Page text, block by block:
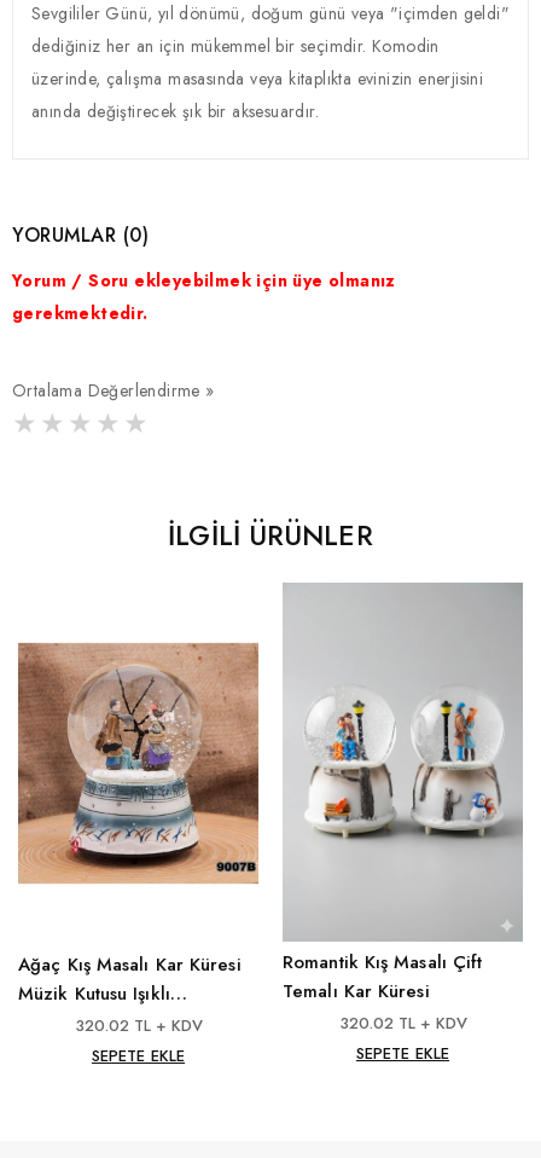
Sevgililer Günü, yıl dönümü, doğum günü veya "içimden geldi"
dediğiniz her an için mükemmel bir seçimdir. Komodin
üzerinde, çalışma masasında veya kitaplıkta evinizin enerjisini
anında değiştirecek şık bir aksesuardır.
YORUMLAR (0)
Yorum / Soru ekleyebilmek için üye olmanız
gerekmektedir.
Ortalama Değerlendirme »
İLGILI ÜRÜNLER
Ağaç Kış Masalı Kar Küresi
Müzik Kutusu Işıklı
Püskürtmeli320.02 TL + KDV
SEPETE EKLE
Romantik Kış Masalı Çift
Temalı Kar Küresi
320.02 TL + KDV
SEPETE EKLE